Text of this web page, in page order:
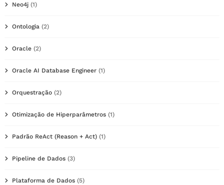
Neo4j (1)
Ontologia (2)
Oracle (2)
Oracle AI Database Engineer (1)
Orquestração (2)
Otimização de Hiperparâmetros (1)
Padrão ReAct (Reason + Act) (1)
Pipeline de Dados (3)
Plataforma de Dados (5)